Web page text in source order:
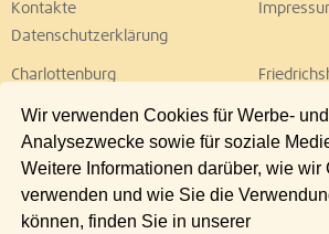
Wir verwenden Cookies für Werbe- und
Analysezwecke sowie für soziale
Weitere Informationen darüber, wie wir
verwenden und wie Sie die
können, finden Sie in unserer
Kontakte
Datenschutzerklärung
Charlottenburg
Lichtenberg
Marzahn
Neukölln
Pankow